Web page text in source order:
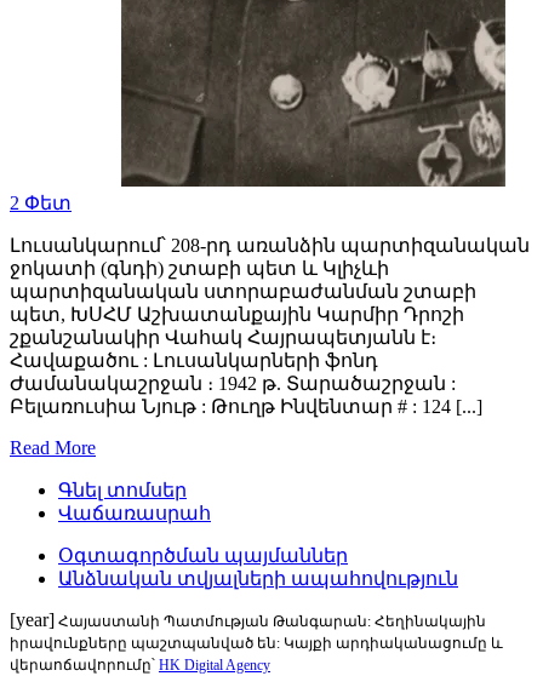
2 Փետ
Լուսանկարում՝ 208-րդ առանձին պարտիզանական
ջոկատի (գնդի) շտաբի պետ և Կլիչևի
պարտիզանական ստորաբաժանման շտաբի
պետ, ԽՍՀՄ Աշխատանքային Կարմիր Դրոշի
շքանշանակիր Վահակ Հայրապետյանն է։
Հավաքածու : Լուսանկարների ֆոնդ
Ժամանակաշրջան ։ 1942 թ. Տարածաշրջան :
Բելառուսիա Նյութ : Թուղթ Ինվենտար # : 124 [...]
Read More
Գնել տոմսեր
Վաճառասրահ
Օգտագործման պայմաններ
Անձնական տվյալների ապահովություն
[year] Հայաստանի Պատմության Թանգարան: Հեղինակային
իրավունքները պաշտպանված են: Կայքի արդիականացումը և
վերաոճավորումը՝ HK Digital Agency